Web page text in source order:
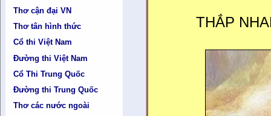
Thơ cận đại VN
Thơ tân hình thức
Cổ thi Việt Nam
Đường thi Việt Nam
Cổ Thi Trung Quốc
Đường thi Trung Quốc
Thơ các nước ngoài
THẮP